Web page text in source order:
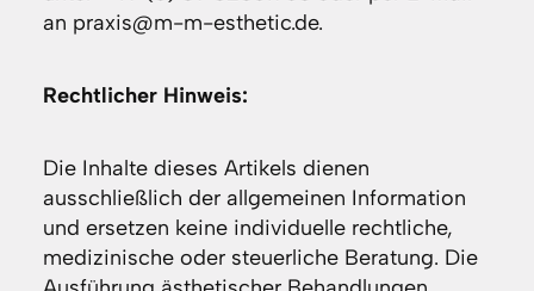
an praxis@m-m-esthetic.de.
Rechtlicher Hinweis:
Die Inhalte dieses Artikels dienen
ausschließlich der allgemeinen Information
und ersetzen keine individuelle rechtliche,
medizinische oder steuerliche Beratung. Die